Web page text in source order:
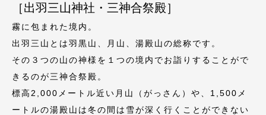
［出羽三山神社・三神合祭殿］
霧に包まれた境内。
出羽三山とは羽黒山、月山、湯殿山の総称です。
その３つの山の神様を１つの境内でお詣りすることがで
きるのが三神合祭殿。
標高2,000メートル近い月山（がっさん）や、1,500メ
ートルの湯殿山は冬の間は雪が深く行くことができない